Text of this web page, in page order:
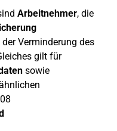
Arbeitnehmer, die
Verminderung des
gilt für
sowie